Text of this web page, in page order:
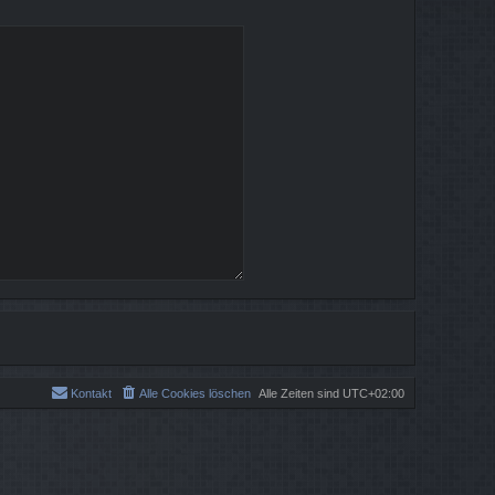
Alle Zeiten sind UTC+02:00
Alle Cookies löschen
Kontakt